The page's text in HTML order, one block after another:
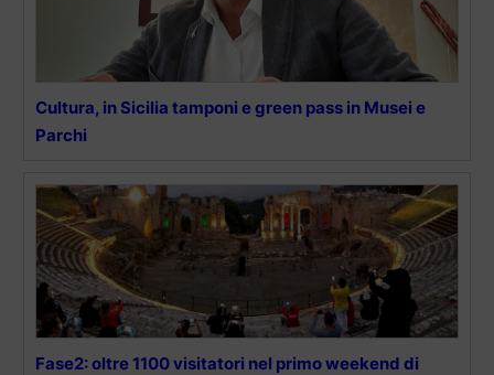
Cultura, in Sicilia tamponi e green pass in Musei e
Parchi
Fase2: oltre 1100 visitatori nel primo weekend di